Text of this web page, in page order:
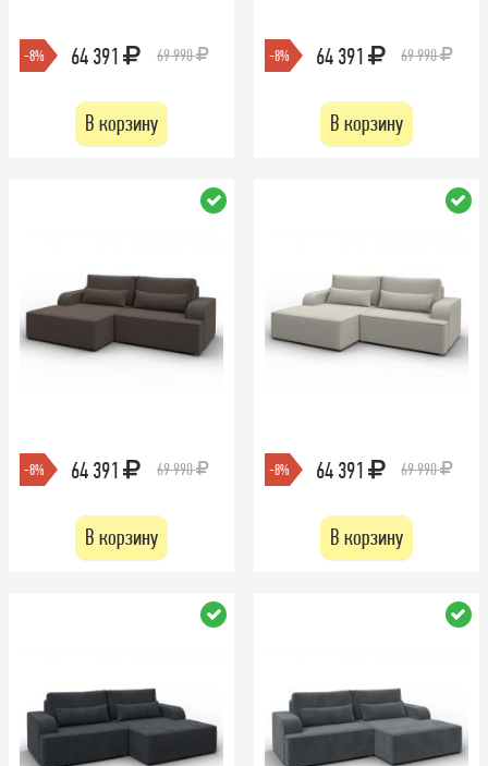
-8% 64 391 69 990
В корзину
-8% 64 391 69 990
В корзину
-8% 64 391 69 990
В корзину
-8% 64 391 69 990
В корзину